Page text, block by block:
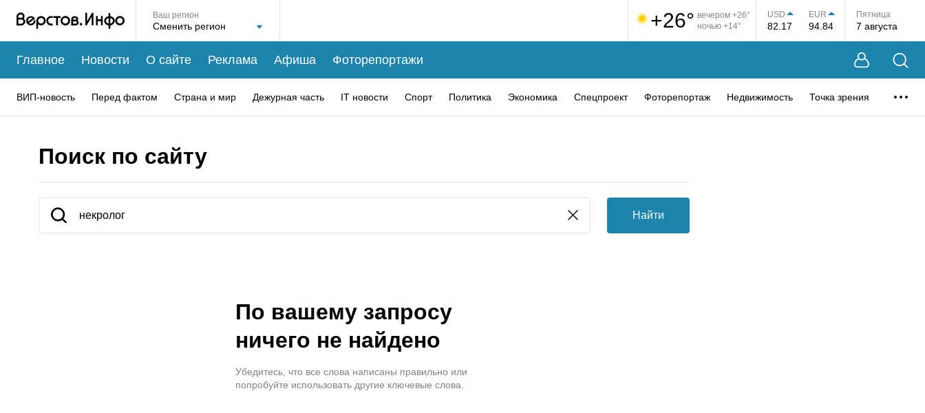
Ваш регион +26° вечером +26°
ночью +14°
USD
82.17
EUR
94.84
Пятница
7 августа
Главное Новости О сайте Реклама Афиша Фоторепортажи
ВИП-новость Перед фактом Страна и мир Дежурная часть IT новости Спорт Политика Экономика Спецпроект Фоторепортаж Недвижимость Точка зрения
Поиск по сайту
Найти
По вашему запросу
ничего не найдено
Убедитесь, что все слова написаны правильно или
попробуйте использовать другие ключевые слова.